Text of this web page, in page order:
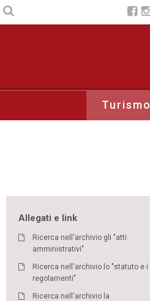
Turismo
Allegati e link
Ricerca nell'archivio gli "atti
amministrativi"
Ricerca nell'archivio lo "statuto e i
regolamenti"
Ricerca nell'archivio la